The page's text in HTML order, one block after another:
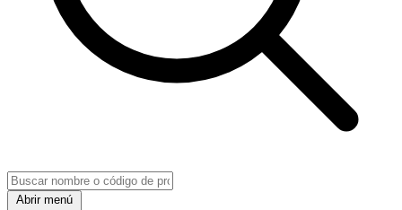
Abrir menú